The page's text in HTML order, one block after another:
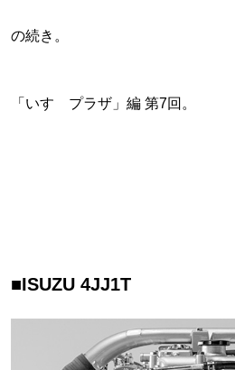
の続き。
「いすゞプラザ」編 第7回。
■ISUZU 4JJ1T